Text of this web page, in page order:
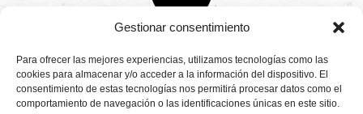
Gestionar consentimiento
Para ofrecer las mejores experiencias, utilizamos tecnologías como las
cookies para almacenar y/o acceder a la información del dispositivo. El
consentimiento de estas tecnologías nos permitirá procesar datos como el
comportamiento de navegación o las identificaciones únicas en este sitio.
Productores
de
fresas,
CONTÁCTANOS
Camino de
Montemayor s/n
21800 Moguer.
Huelva ESPAÑA.
Aviso legal
Política de
privacidad